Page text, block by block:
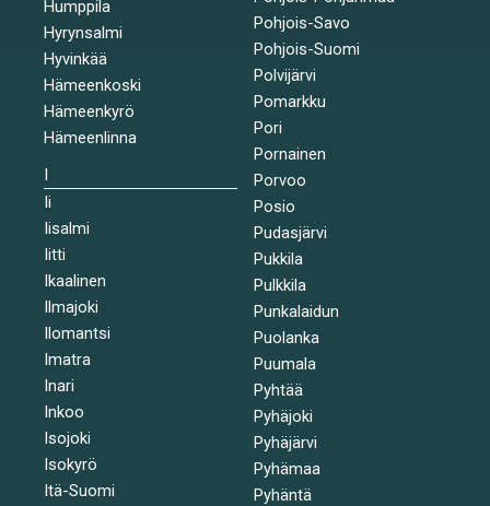
Humppila
Hyrynsalmi
Hyvinkää
Hämeenkoski
Hämeenkyrö
Hämeenlinna
I
Ii
Iisalmi
Iitti
Ikaalinen
Ilmajoki
Ilomantsi
Imatra
Inari
Inkoo
Isojoki
Isokyrö
Itä-Suomi
Pohjois-Savo
Pohjois-Suomi
Polvijärvi
Pomarkku
Pori
Pornainen
Porvoo
Posio
Pudasjärvi
Pukkila
Pulkkila
Punkalaidun
Puolanka
Puumala
Pyhtää
Pyhäjoki
Pyhäjärvi
Pyhämaa
Pyhäntä